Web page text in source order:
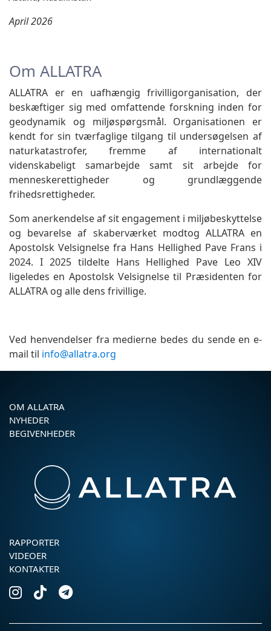
April 2026
Om ALLATRA
ALLATRA er en uafhængig frivilligorganisation, der
beskæftiger sig med omfattende forskning inden for
geodynamik og miljøspørgsmål. Organisationen er
kendt for sin tværfaglige tilgang til undersøgelsen af
naturkatastrofer, fremme af internationalt
videnskabeligt samarbejde samt sit arbejde for
menneskerettigheder og grundlæggende
frihedsrettigheder.
Som anerkendelse af sit engagement i miljøbeskyttelse
og bevarelse af skaberværket modtog ALLATRA en
Apostolsk Velsignelse fra Hans Hellighed Pave Frans i
2024. I 2025 tildelte Hans Hellighed Pave Leo XIV
ligeledes en Apostolsk Velsignelse til Præsidenten for
ALLATRA og alle dens frivillige.
Ved henvendelser fra medierne bedes du sende en e-
mail til info@allatra.org
OM ALLATRA
NYHEDER
BEGIVENHEDER
RAPPORTER
VIDEOER
KONTAKTER